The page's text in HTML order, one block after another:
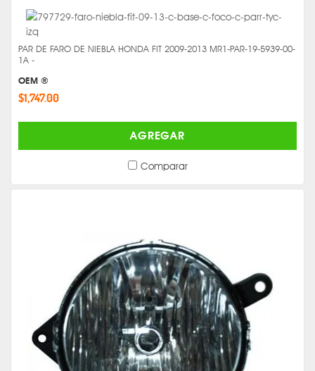
PAR DE FARO DE NIEBLA HONDA FIT 2009-2013 MR1-PAR-19-5939-00-
1A -
OEM ®
$1,747.00
AGREGAR
Comparar